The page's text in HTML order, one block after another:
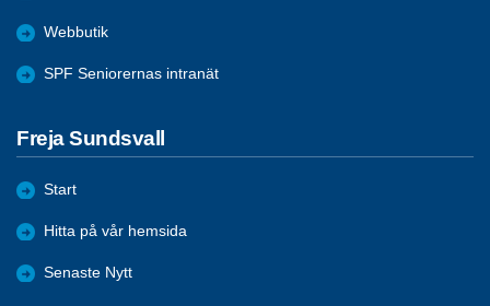
Webbutik
SPF Seniorernas intranät
Freja Sundsvall
Start
Hitta på vår hemsida
Senaste Nytt